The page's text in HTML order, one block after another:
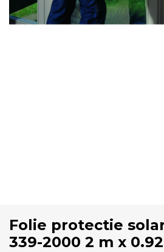
Folie protectie
339-2000 2 m x